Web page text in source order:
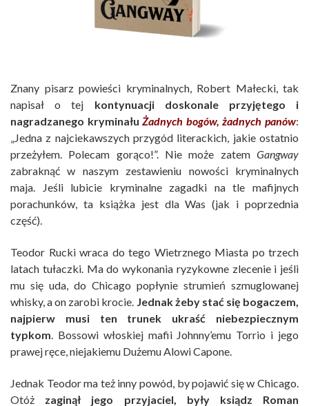
Znany pisarz powieści kryminalnych, Robert Małecki, tak
napisał o tej kontynuacji doskonale przyjętego i
nagradzanego kryminału Żadnych bogów, żadnych panów:
„Jedna z najciekawszych przygód literackich, jakie ostatnio
przeżyłem. Polecam gorąco!”. Nie może zatem Gangway
zabraknąć w naszym zestawieniu nowości kryminalnych
maja. Jeśli lubicie kryminalne zagadki na tle mafijnych
porachunków, ta książka jest dla Was (jak i poprzednia
część).
Teodor Rucki wraca do tego Wietrznego Miasta po trzech
latach tułaczki. Ma do wykonania ryzykowne zlecenie i jeśli
mu się uda, do Chicago popłynie strumień szmuglowanej
whisky, a on zarobi krocie. Jednak żeby stać się bogaczem,
najpierw musi ten trunek ukraść niebezpiecznym
typkom. Bossowi włoskiej mafii Johnny’emu Torrio i jego
prawej ręce, niejakiemu Dużemu Alowi Capone.
Jednak Teodor ma też inny powód, by pojawić się w Chicago.
Otóż zaginął jego przyjaciel, były ksiądz Roman